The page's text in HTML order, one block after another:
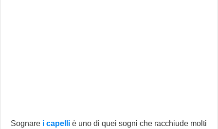
Sognare i capelli è uno di quei sogni che racchiude molti